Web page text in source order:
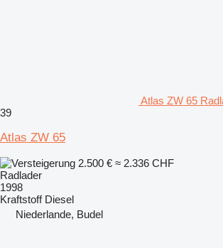
Atlas ZW 65
39
Atlas ZW 65
2.500 € ≈ 2.336 CHF
Radlader
1998
Kraftstoff Diesel
Niederlande, Budel